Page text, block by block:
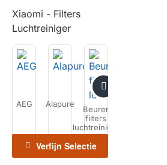
Xiaomi - Filters
Luchtreiniger
AEG Alapure
Beurer
filters
luchtreiniger
Verfijn Selectie